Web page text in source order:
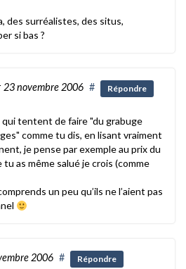
des surréalistes, des situs,
si bas ?
23 novembre 2006 # Répondre
qui tentent de faire "du grabuge
comme tu dis, en lisant vraiment
je pense par exemple au prix du
as même salué je crois (comme
un peu qu’ils ne l’aient pas
2006 # Répondre